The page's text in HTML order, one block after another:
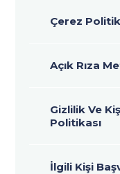
Çerez
Açık Rıza
Gizlilik Ve
Politikası
İlgili Kişi